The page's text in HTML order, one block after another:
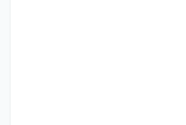
امر تولید و واردات انواع فن های
سقفی، بین کانالی، مرغداری و